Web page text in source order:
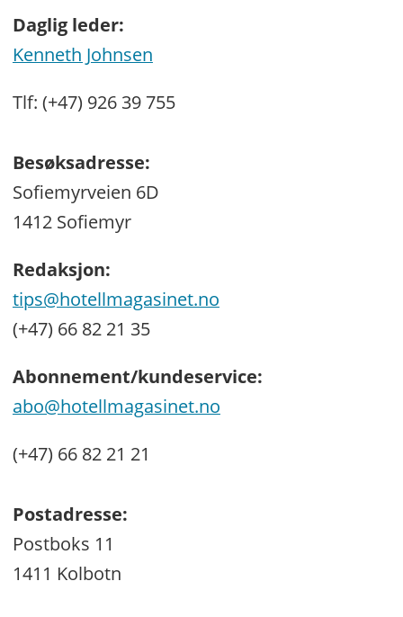
Daglig leder:
Kenneth Johnsen
Tlf: (+47) 926 39 755
Besøksadresse:
Sofiemyrveien 6D
1412 Sofiemyr
Redaksjon:
tips@hotellmagasinet.no
(+47) 66 82 21 35
Abonnement/kundeservice:
abo@hotellmagasinet.no
(+47) 66 82 21 21
Postadresse:
Postboks 11
1411 Kolbotn